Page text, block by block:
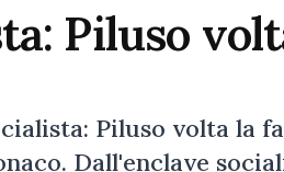
Piluso
Piluso volta la
Dall'enclave